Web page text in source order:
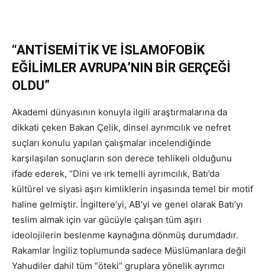
“ANTİSEMİTİK VE İSLAMOFOBİK
EĞİLİMLER AVRUPA’NIN BİR GERÇEĞİ
OLDU”
Akademi dünyasının konuyla ilgili araştırmalarına da
dikkati çeken Bakan Çelik, dinsel ayrımcılık ve nefret
suçları konulu yapılan çalışmalar incelendiğinde
karşılaşılan sonuçların son derece tehlikeli olduğunu
ifade ederek, “Dini ve ırk temelli ayrımcılık, Batı’da
kültürel ve siyasi aşırı kimliklerin inşasında temel bir motif
haline gelmiştir. İngiltere’yi, AB’yi ve genel olarak Batı’yı
teslim almak için var gücüyle çalışan tüm aşırı
ideolojilerin beslenme kaynağına dönmüş durumdadır.
Rakamlar İngiliz toplumunda sadece Müslümanlara değil
Yahudiler dahil tüm “öteki” gruplara yönelik ayrımcı